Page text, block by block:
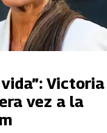
Victoria
vez a la